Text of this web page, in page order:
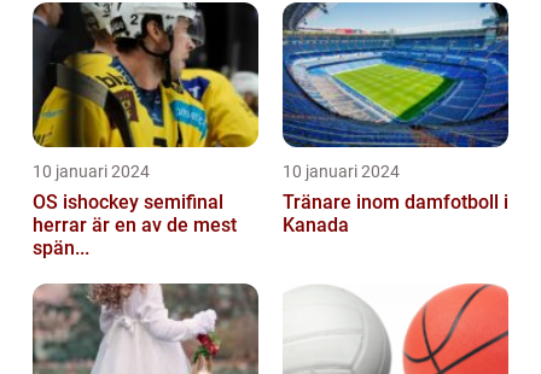
10 januari 2024
OS ishockey semifinal
herrar är en av de mest
spän...
10 januari 2024
Tränare inom damfotboll i
Kanada